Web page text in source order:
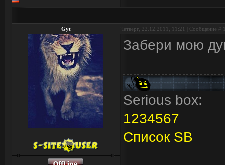
Gyt Четверг, 22.12.2011, 11:21 | Сообщение #
Забери мою
Serious box:
1234567
Список SB